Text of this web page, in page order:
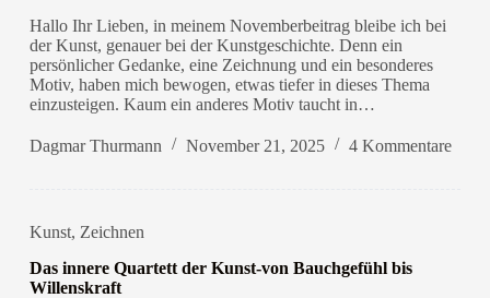
Hallo Ihr Lieben, in meinem Novemberbeitrag bleibe ich bei
der Kunst, genauer bei der Kunstgeschichte. Denn ein
persönlicher Gedanke, eine Zeichnung und ein besonderes
Motiv, haben mich bewogen, etwas tiefer in dieses Thema
einzusteigen. Kaum ein anderes Motiv taucht in…
Dagmar Thurmann November 21, 2025 4 Kommentare
Kunst, Zeichnen
Das innere Quartett der Kunst-von Bauchgefühl bis
Willenskraft